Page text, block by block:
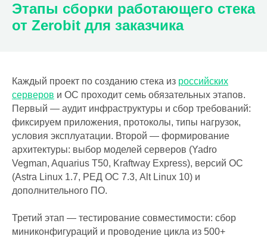
Этапы сборки работающего стека
от Zerobit для заказчика
Каждый проект по созданию стека из российских
серверов и ОС проходит семь обязательных этапов.
Первый — аудит инфраструктуры и сбор требований:
фиксируем приложения, протоколы, типы нагрузок,
условия эксплуатации. Второй — формирование
архитектуры: выбор моделей серверов (Yadro
Vegman, Aquarius T50, Kraftway Express), версий ОС
(Astra Linux 1.7, РЕД ОС 7.3, Alt Linux 10) и
дополнительного ПО.
Третий этап — тестирование совместимости: сбор
миниконфигураций и проводение цикла из 500+